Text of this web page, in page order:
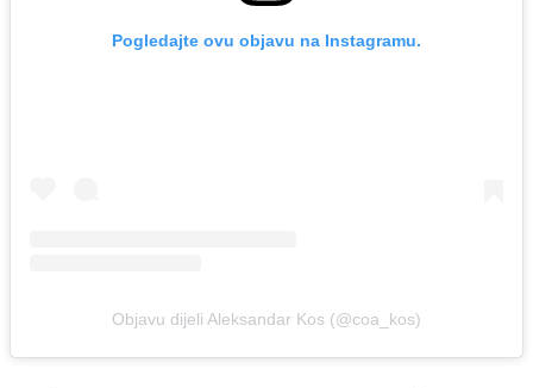
Pogledajte ovu objavu na Instagramu.
Objavu dijeli Aleksandar Kos (@coa_kos)